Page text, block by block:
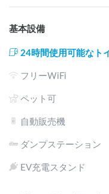
December to February
Accommodates RVs up
is available. Hot springs
with you to protect local
simplicity of this scenic
基本設備
24時間使用可能なト
フリーWiFi
ペット可
自動販売機
ダンプステーション
EV充電スタンド